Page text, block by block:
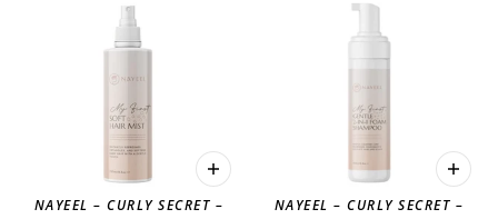
NAYEEL – CURLY SECRET –
NAYEEL – CURLY SECRET –